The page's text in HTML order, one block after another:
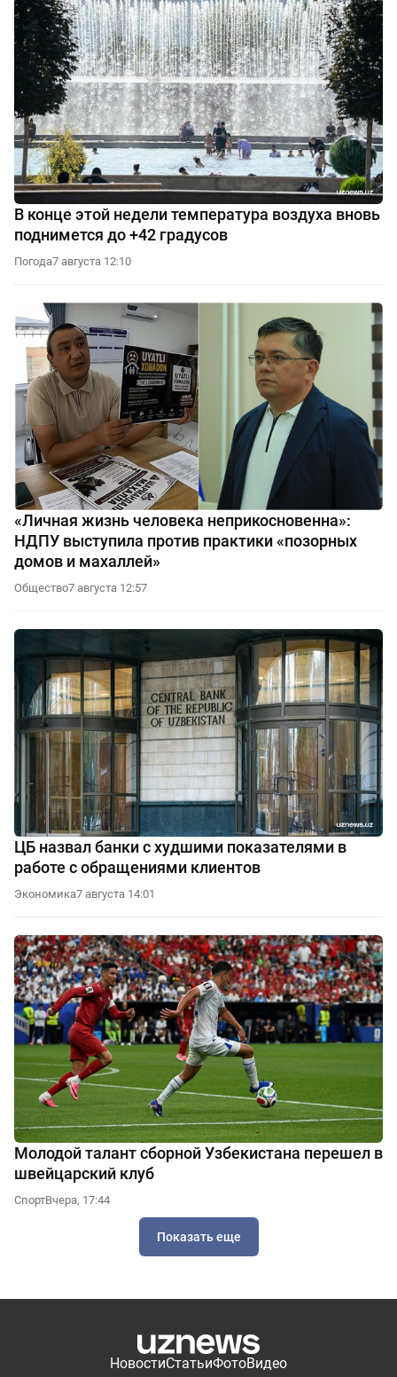
В конце этой недели температура воздуха вновь
поднимется до +42 градусов
Погода7 августа 12:10
«Личная жизнь человека неприкосновенна»:
НДПУ выступила против практики «позорных
домов и махаллей»
Общество7 августа 12:57
ЦБ назвал банки с худшими показателями в
работе с обращениями клиентов
Экономика7 августа 14:01
Молодой талант сборной Узбекистана перешел в
швейцарский клуб
СпортВчера, 17:44
Показать еще
НовостиСтатьиФотоВидео